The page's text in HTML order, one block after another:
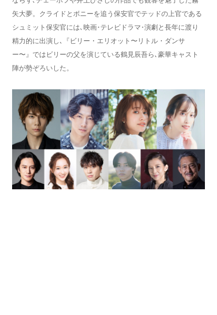
矢大夢。クライドとボニーを追う保安官でテッドの上官である
シュミット保安官には､映画･テレビドラマ･演劇と長年に渡り
精力的に出演し､『ビリー・エリオット〜リトル・ダンサ
ー〜』ではビリーの父を演じている鶴見辰吾ら､豪華キャスト
陣が勢ぞろいした。